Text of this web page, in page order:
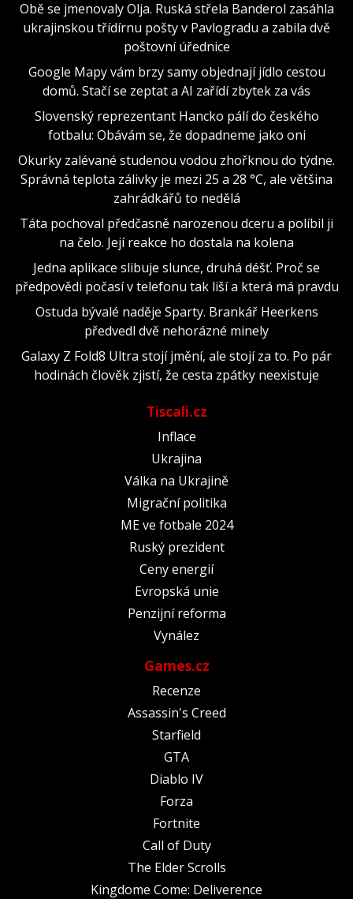
Obě se jmenovaly Olja. Ruská střela Banderol zasáhla
ukrajinskou třídírnu pošty v Pavlogradu a zabila dvě
poštovní úřednice
Google Mapy vám brzy samy objednají jídlo cestou
domů. Stačí se zeptat a AI zařídí zbytek za vás
Slovenský reprezentant Hancko pálí do českého
fotbalu: Obávám se, že dopadneme jako oni
Okurky zalévané studenou vodou zhořknou do týdne.
Správná teplota zálivky je mezi 25 a 28 °C, ale většina
zahrádkářů to nedělá
Táta pochoval předčasně narozenou dceru a políbil ji
na čelo. Její reakce ho dostala na kolena
Jedna aplikace slibuje slunce, druhá déšť. Proč se
předpovědi počasí v telefonu tak liší a která má pravdu
Ostuda bývalé naděje Sparty. Brankář Heerkens
předvedl dvě nehorázné minely
Galaxy Z Fold8 Ultra stojí jmění, ale stojí za to. Po pár
hodinách člověk zjistí, že cesta zpátky neexistuje
Tiscali.cz
Inflace
Ukrajina
Válka na Ukrajině
Migrační politika
ME ve fotbale 2024
Ruský prezident
Ceny energií
Evropská unie
Penzijní reforma
Vynález
Games.cz
Recenze
Assassin's Creed
Starfield
GTA
Diablo IV
Forza
Fortnite
Call of Duty
The Elder Scrolls
Kingdome Come: Deliverence